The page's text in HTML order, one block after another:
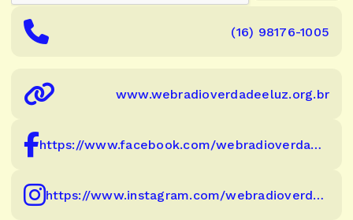
(16) 98176-1005
www.webradioverdadeeluz.org.br
https://www.facebook.com/webradioverdadeeluz
https://www.instagram.com/webradioverdadeeluz/